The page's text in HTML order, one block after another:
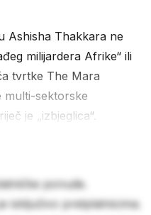
Ashisha Thakkara ne
milijardera Afrike“ ili
tvrtke The Mara
multi-sektorske
je „izbjeglica“.
ponude.
isključivo pretplatnicima.